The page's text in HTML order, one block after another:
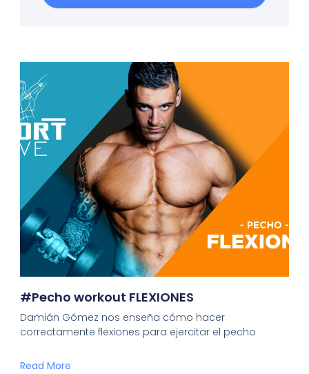
#Pecho workout FLEXIONES
Damián Gómez nos enseña cómo hacer
correctamente flexiones para ejercitar el pecho
Read More